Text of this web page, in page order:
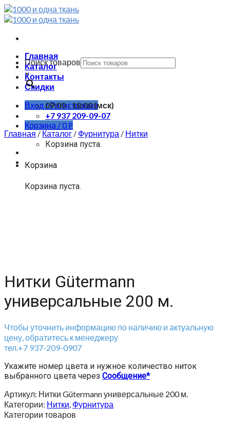
Skip
to
Главная
Каталог
Контакты
Скидки
Вход / Регистрация
Корзина /0Р
Корзина пуста.
Корзина
Корзина пуста.
Поиск товаров
×
09:00 - 18:00 (мск)
+7 937 209-09-07
Главная/Каталог / Фурнитура / Нитки
Нитки Gütermann
универсальные 200 м.
Чтобы уточнить информацию по наличию и актуальную
цену, обратитесь к менеджеру
тел.+7 937-209-0907
Укажите номер цвета и нужное количество ниток
выбранного цвета через Сообщение*
Артикул: Нитки Gütermann универсальные 200 м.
Категории: Нитки, Фурнитура
Категории товаров